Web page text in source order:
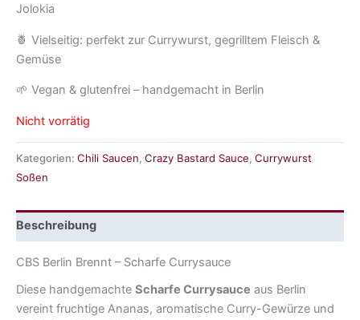
Jolokia
🍍 Vielseitig: perfekt zur Currywurst, gegrilltem Fleisch &
Gemüse
🌱 Vegan & glutenfrei – handgemacht in Berlin
Nicht vorrätig
Kategorien: Chili Saucen, Crazy Bastard Sauce, Currywurst
Soßen
Beschreibung
CBS Berlin Brennt – Scharfe Currysauce
Diese handgemachte Scharfe Currysauce aus Berlin
vereint fruchtige Ananas, aromatische Curry-Gewürze und